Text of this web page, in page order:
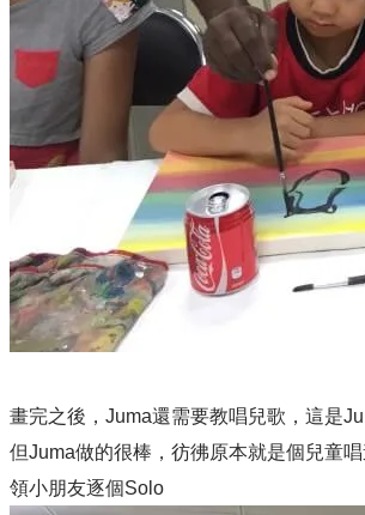
畫完之後，Juma還需要教唱兒歌，這是
但Juma做的很棒，彷彿原本就是個兒童
領小朋友逐個Solo